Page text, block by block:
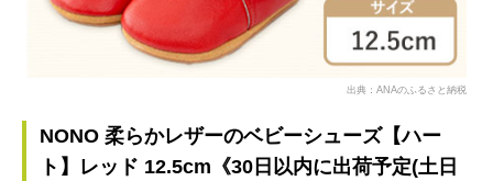
出典：ANAのふるさと納税
NONO 柔らかレザーのベビーシューズ【ハー
ト】レッド 12.5cm《30日以内に出荷予定(土日